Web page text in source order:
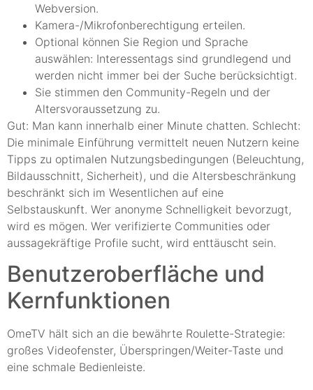
Webversion.
Kamera-/Mikrofonberechtigung erteilen.
Optional können Sie Region und Sprache
auswählen: Interessentags sind grundlegend und
werden nicht immer bei der Suche berücksichtigt.
Sie stimmen den Community-Regeln und der
Altersvoraussetzung zu.
Gut: Man kann innerhalb einer Minute chatten. Schlecht:
Die minimale Einführung vermittelt neuen Nutzern keine
Tipps zu optimalen Nutzungsbedingungen (Beleuchtung,
Bildausschnitt, Sicherheit), und die Altersbeschränkung
beschränkt sich im Wesentlichen auf eine
Selbstauskunft. Wer anonyme Schnelligkeit bevorzugt,
wird es mögen. Wer verifizierte Communities oder
aussagekräftige Profile sucht, wird enttäuscht sein.
Benutzeroberfläche und
Kernfunktionen
OmeTV hält sich an die bewährte Roulette-Strategie:
großes Videofenster, Überspringen/Weiter-Taste und
eine schmale Bedienleiste.